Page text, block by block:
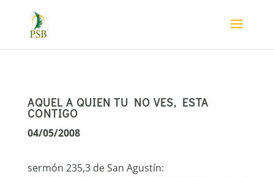
AQUEL A QUIEN TU NO VES, ESTA
CONTIGO
04/05/2008
sermón 235,3 de San Agustín: